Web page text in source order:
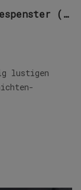
Geschichten von Geistern und Gespenster (E-Book)
lustigen